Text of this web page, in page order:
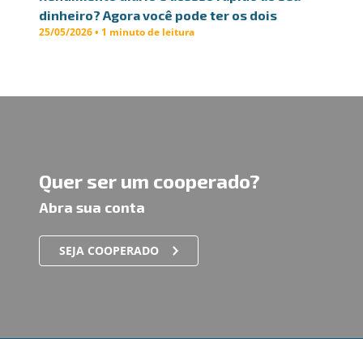
dinheiro? Agora você pode ter os dois
25/05/2026 • 1 minuto de leitura
Quer ser um cooperado?
Abra sua conta
SEJA COOPERADO